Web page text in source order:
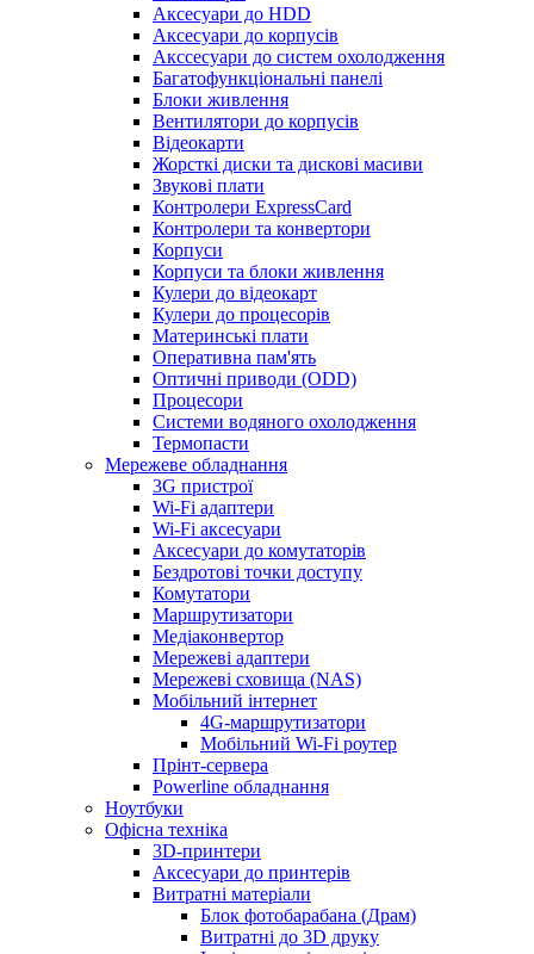
Аксесуари до HDD
Аксесуари до корпусів
Акссесуари до систем охолодження
Багатофункціональні панелі
Блоки живлення
Вентилятори до корпусів
Відеокарти
Жорсткі диски та дискові масиви
Звукові плати
Контролери ExpressCard
Контролери та конвертори
Корпуси
Корпуси та блоки живлення
Кулери до відеокарт
Кулери до процесорів
Материнські плати
Оперативна пам'ять
Оптичні приводи (ODD)
Процесори
Системи водяного охолодження
Термопасти
Мережеве обладнання
3G пристрої
Wi-Fi адаптери
Wi-Fi аксесуари
Аксесуари до комутаторів
Бездротові точки доступу
Комутатори
Маршрутизатори
Медіаконвертор
Мережеві адаптери
Мережеві сховища (NAS)
Мобільний інтернет
4G-маршрутизатори
Мобільний Wi-Fi роутер
Прінт-сервера
Рowerline обладнання
Ноутбуки
Офісна техніка
3D-принтери
Аксесуари до принтерів
Витратні матеріали
Блок фотобарабана (Драм)
Витратні до 3D друку